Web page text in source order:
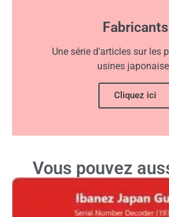
Fabricants
Une série d'articles sur les
usines
Cliquez ici
Vous pouvez